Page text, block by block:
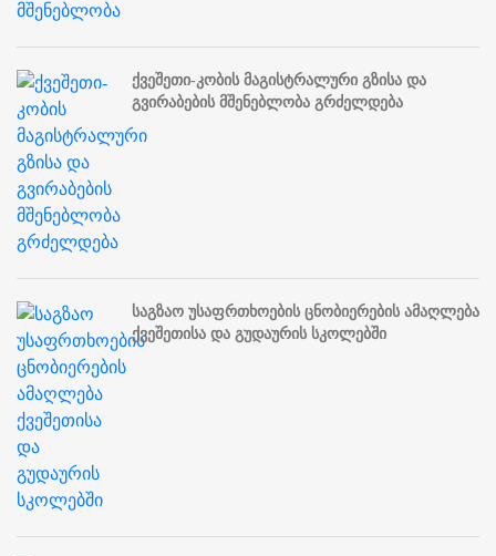
ქვეშეთი-კობის მაგისტრალური გზისა და
გვირაბების მშენებლობა გრძელდება
საგზაო უსაფრთხოების ცნობიერების ამაღლება
ქვეშეთისა და გუდაურის სკოლებში